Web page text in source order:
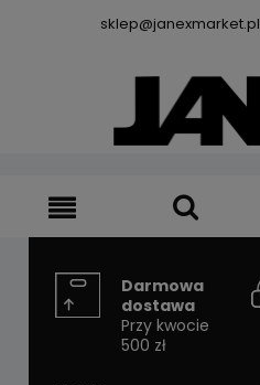
sklep@janexmarket.pl
Darmowa
dostawa
Przy kwocie
500 zł